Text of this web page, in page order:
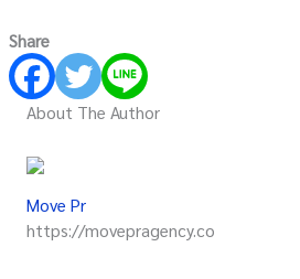
Share
About The Author
Move Pr
https://movepragency.co